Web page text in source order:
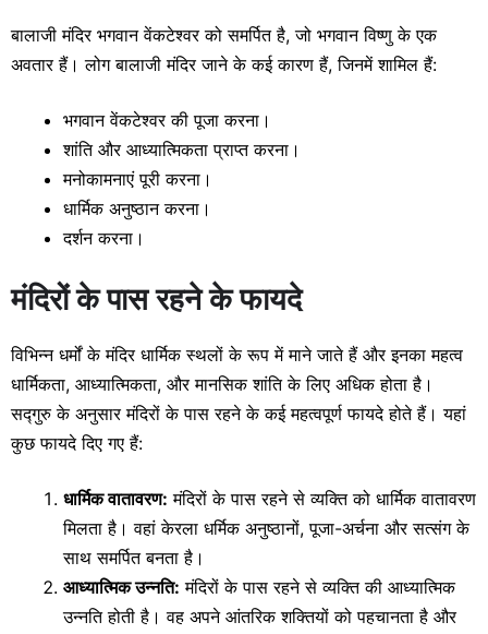
बालाजी मंदिर भगवान वेंकटेश्वर को समर्पित है, जो भगवान विष्णु के एक
अवतार हैं। लोग बालाजी मंदिर जाने के कई कारण हैं, जिनमें शामिल हैं:
भगवान वेंकटेश्वर की पूजा करना।
शांति और आध्यात्मिकता प्राप्त करना।
मनोकामनाएं पूरी करना।
धार्मिक अनुष्ठान करना।
दर्शन करना।
मंदिरों के पास रहने के फायदे
विभिन्न धर्मों के मंदिर धार्मिक स्थलों के रूप में माने जाते हैं और इनका महत्व
धार्मिकता, आध्यात्मिकता, और मानसिक शांति के लिए अधिक होता है।
सद्गुरु के अनुसार मंदिरों के पास रहने के कई महत्वपूर्ण फायदे होते हैं। यहां
कुछ फायदे दिए गए हैं:
धार्मिक वातावरण: मंदिरों के पास रहने से व्यक्ति को धार्मिक वातावरण
मिलता है। वहां केरला धर्मिक अनुष्ठानों, पूजा-अर्चना और सत्संग के
साथ समर्पित बनता है।
आध्यात्मिक उन्नति: मंदिरों के पास रहने से व्यक्ति की आध्यात्मिक
उन्नति होती है। वह अपने आंतरिक शक्तियों को पहचानता है और